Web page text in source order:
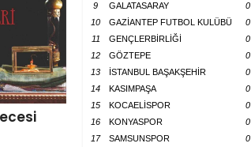
9
GALATASARAY 0
10
GAZİANTEP FUTBOL KULÜBÜ 0
11
GENÇLERBİRLİĞİ 0
12
GÖZTEPE 0
13
İSTANBUL BAŞAKŞEHİR 0
14
KASIMPAŞA 0
15
KOCAELİSPOR 0
16
KONYASPOR 0
17
SAMSUNSPOR 0